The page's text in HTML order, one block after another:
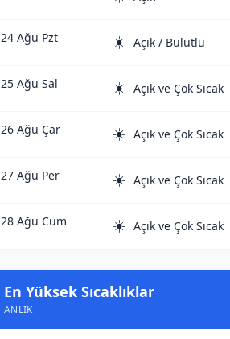
24 Ağu Pzt ☀️ Açık / Bulutlu
25 Ağu Sal ☀️ Açık ve Çok Sıcak
26 Ağu Çar ☀️ Açık ve Çok Sıcak
27 Ağu Per ☀️ Açık ve Çok Sıcak
28 Ağu Cum ☀️ Açık ve Çok Sıcak
En Yüksek Sıcaklıklar
ANLIK